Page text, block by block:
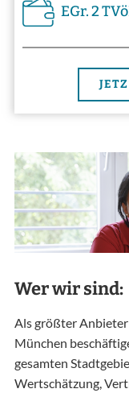
EGr. 2
Wer wir sind:
Als größter Anbieter
München
gesamten
Wertschätzung,